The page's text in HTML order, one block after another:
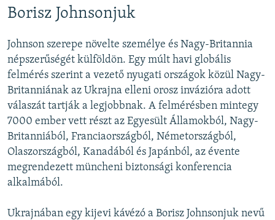
Borisz Johnsonjuk
Johnson szerepe növelte személye és Nagy-Britannia
népszerűségét külföldön. Egy múlt havi globális
felmérés szerint a vezető nyugati országok közül Nagy-
Britanniának az Ukrajna elleni orosz invázióra adott
válaszát tartják a legjobbnak. A felmérésben mintegy
7000 ember vett részt az Egyesült Államokból, Nagy-
Britanniából, Franciaországból, Németországból,
Olaszországból, Kanadából és Japánból, az évente
megrendezett müncheni biztonsági konferencia
alkalmából.
Ukrajnában egy kijevi kávézó a Borisz Johnsonjuk nevű